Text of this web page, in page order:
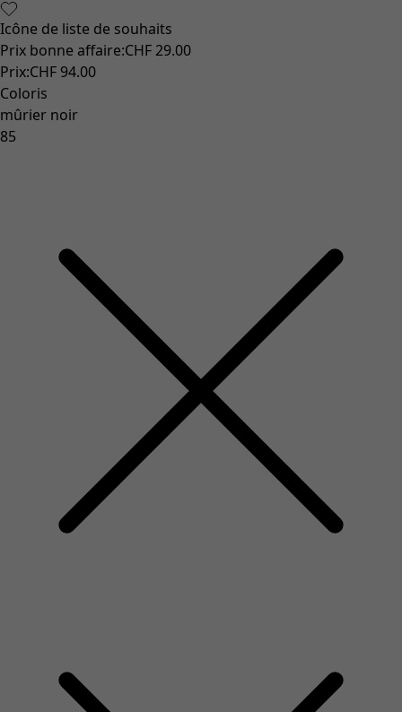
Icône de liste de souhaits
Prix bonne affaire:CHF 29.00
Prix:CHF 94.00
Coloris
mûrier noir
85